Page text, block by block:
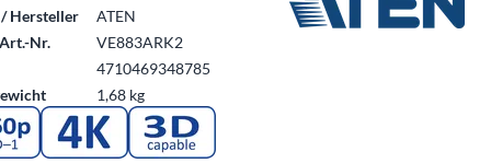
Hersteller
ATEN
Nr.
VE883ARK2
4710469348785
1,68 kg